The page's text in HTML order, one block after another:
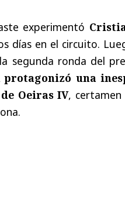
experimentó
días en el circuito.
segunda ronda del
una
Oeiras IV, certamen